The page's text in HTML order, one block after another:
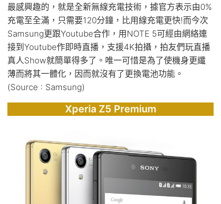
最感興趣的，就是全新無線充電技術，據官方表示由0%
充電至全滿，只需要120分鐘，比用線充電更快!而今次
Samsung更跟Youtube合作，用NOTE 5可經由網絡連
接到Youtube作即時直播，支援4K拍攝，拍友們玩直播
真人Show就簡單得多了。唯一可惜是為了使機身更纖
薄而將其一體化，因而就沒有了更換電池功能。
(Source : Samsung)
Xperia Z5 Premium